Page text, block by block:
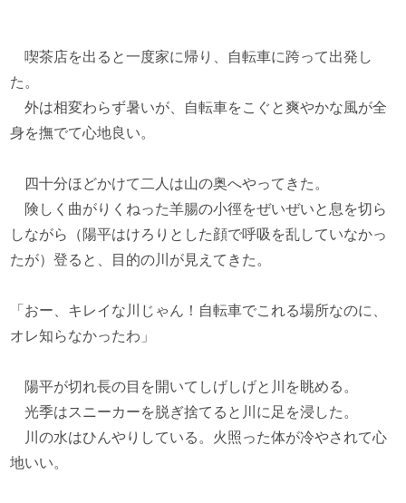
喫茶店を出ると一度家に帰り、自転車に跨って出発し
た。
外は相変わらず暑いが、自転車をこぐと爽やかな風が全
身を撫でて心地良い。
四十分ほどかけて二人は山の奥へやってきた。
険しく曲がりくねった羊腸の小徑をぜいぜいと息を切ら
しながら（陽平はけろりとした顔で呼吸を乱していなかっ
たが）登ると、目的の川が見えてきた。
「おー、キレイな川じゃん！自転車でこれる場所なのに、
オレ知らなかったわ」
陽平が切れ長の目を開いてしげしげと川を眺める。
光季はスニーカーを脱ぎ捨てると川に足を浸した。
川の水はひんやりしている。火照った体が冷やされて心
地いい。